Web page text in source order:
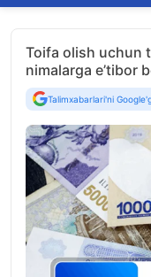
content
Toifa olish uchun
nimalarga e’tibor
Talimxabarlari'ni